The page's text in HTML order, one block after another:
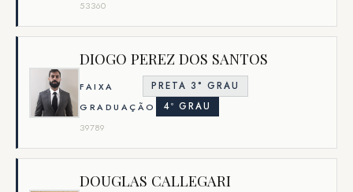
53360
DIOGO PEREZ DOS SANTOS
FAIXA
PRETA 3° GRAU
GRADUAÇÃO
4º GRAU
39789
DOUGLAS CALLEGARI